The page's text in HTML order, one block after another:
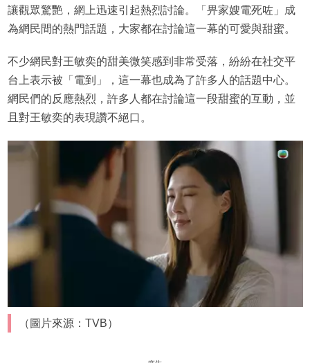
讓觀眾驚艷，網上迅速引起熱烈討論。「畀家嫂電死咗」成
為網民間的熱門話題，大家都在討論這一幕的可愛與甜蜜。
不少網民對王敏奕的甜美微笑感到非常受落，紛紛在社交平
台上表示被「電到」，這一幕也成為了許多人的話題中心。
網民們的反應熱烈，許多人都在討論這一段甜蜜的互動，並
且對王敏奕的表現讚不絕口。
（圖片來源：TVB）